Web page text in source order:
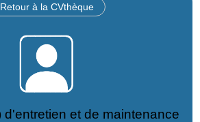
Retour à la CVthèque
d'entretien et de maintenance